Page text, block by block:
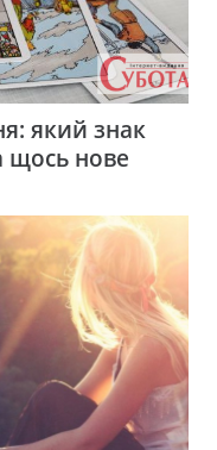
який знак
щось нове